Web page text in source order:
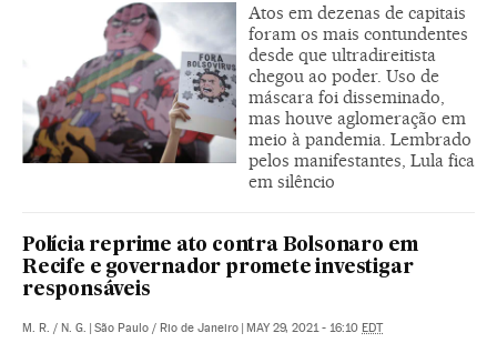
Atos em dezenas de capitais
foram os mais contundentes
desde que ultradireitista
chegou ao poder. Uso de
máscara foi disseminado,
mas houve aglomeração em
meio à pandemia. Lembrado
pelos manifestantes, Lula fica
em silêncio
Polícia reprime ato contra Bolsonaro em
Recife e governador promete investigar
responsáveis
M. R. / N. G. | São Paulo / Rio de Janeiro | MAY 29, 2021 - 16:10 EDT